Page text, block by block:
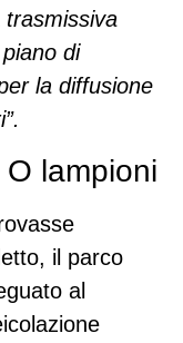
trasmissiva
di
la diffusione
lampioni
il parco
al